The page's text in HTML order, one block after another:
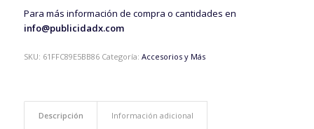
Para más información de compra o cantidades en
info@publicidadx.com
SKU: 61FFC89E5BB86 Categoría: Accesorios y Más
Descripción Información adicional